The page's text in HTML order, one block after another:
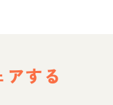
アする